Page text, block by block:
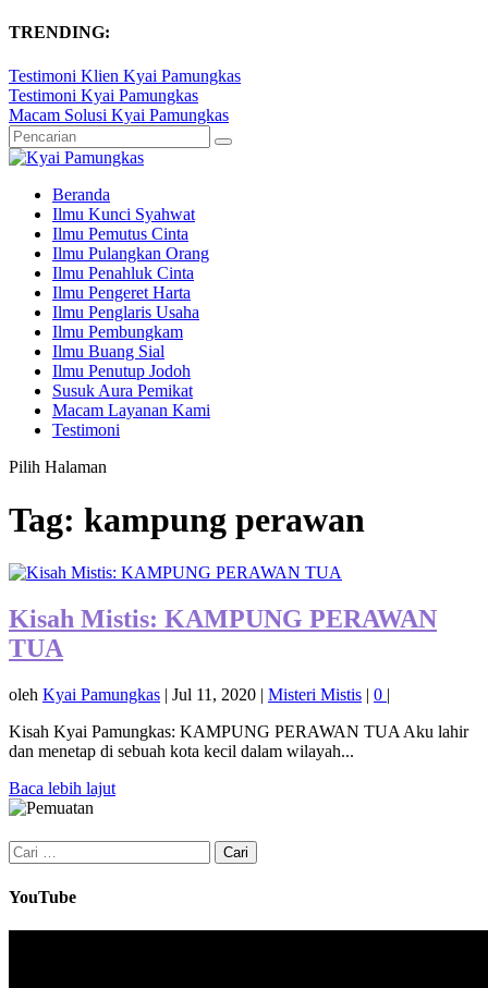
TRENDING:
Testimoni Klien Kyai Pamungkas
Testimoni Kyai Pamungkas
Macam Solusi Kyai Pamungkas
Beranda
Ilmu Kunci Syahwat
Ilmu Pemutus Cinta
Ilmu Pulangkan Orang
Ilmu Penahluk Cinta
Ilmu Pengeret Harta
Ilmu Penglaris Usaha
Ilmu Pembungkam
Ilmu Buang Sial
Ilmu Penutup Jodoh
Susuk Aura Pemikat
Macam Layanan Kami
Testimoni
Pilih Halaman
Tag: kampung perawan
Kisah Mistis: KAMPUNG PERAWAN
TUA
oleh Kyai Pamungkas | Jul 11, 2020 | Misteri Mistis | 0 |
Kisah Kyai Pamungkas: KAMPUNG PERAWAN TUA Aku lahir
dan menetap di sebuah kota kecil dalam wilayah...
Baca lebih lajut
Cari
untuk:
YouTube